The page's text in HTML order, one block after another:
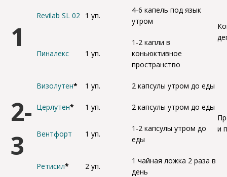
1
Revilab SL 02 1 уп.
4-6 капель под язык
утром
Пиналекс
1 уп.
1-2 капли в
коньюктивное
пространство
2-
3
Визолутен* 1 уп. 2 капсулы утром до еды
и
Церлутен* 1 уп. 2 капсулы утром до еды
Вентфорт 1 уп.
1-2 капсулы утром до
еды
Ретисил* 2 уп.
1 чайная ложка 2 раза в
день